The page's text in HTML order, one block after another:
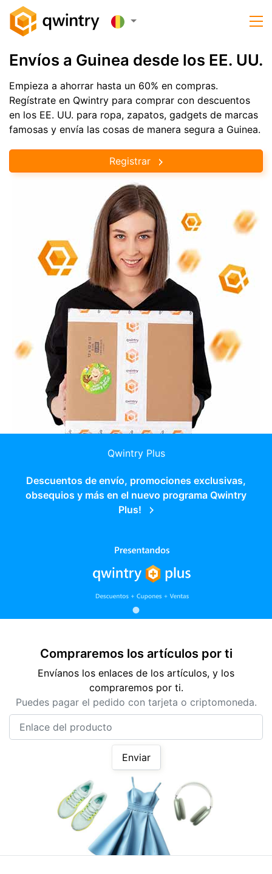
Envíos a Guinea desde los EE. UU.
Empieza a ahorrar hasta un 60% en compras.
Regístrate en Qwintry para comprar con descuentos
en los EE. UU. para ropa, zapatos, gadgets de marcas
famosas y envía las cosas de manera segura a Guinea.
Registrar
Qwintry Plus
Descuentos de envío, promociones exclusivas,
obsequios y más en el nuevo programa Qwintry
Plus!
Compraremos los artículos por ti
Envíanos los enlaces de los artículos, y los
compraremos por ti.
Puedes pagar el pedido con tarjeta o criptomoneda.
Enviar